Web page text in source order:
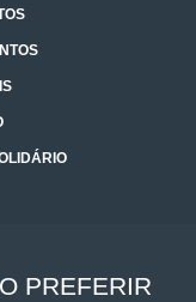
PREFERIR